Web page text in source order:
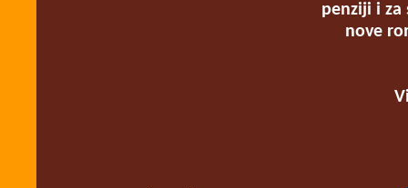
penziji i za
nove